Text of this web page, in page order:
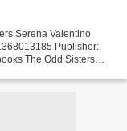
Serena Valentino
Publisher:
The Odd Sisters